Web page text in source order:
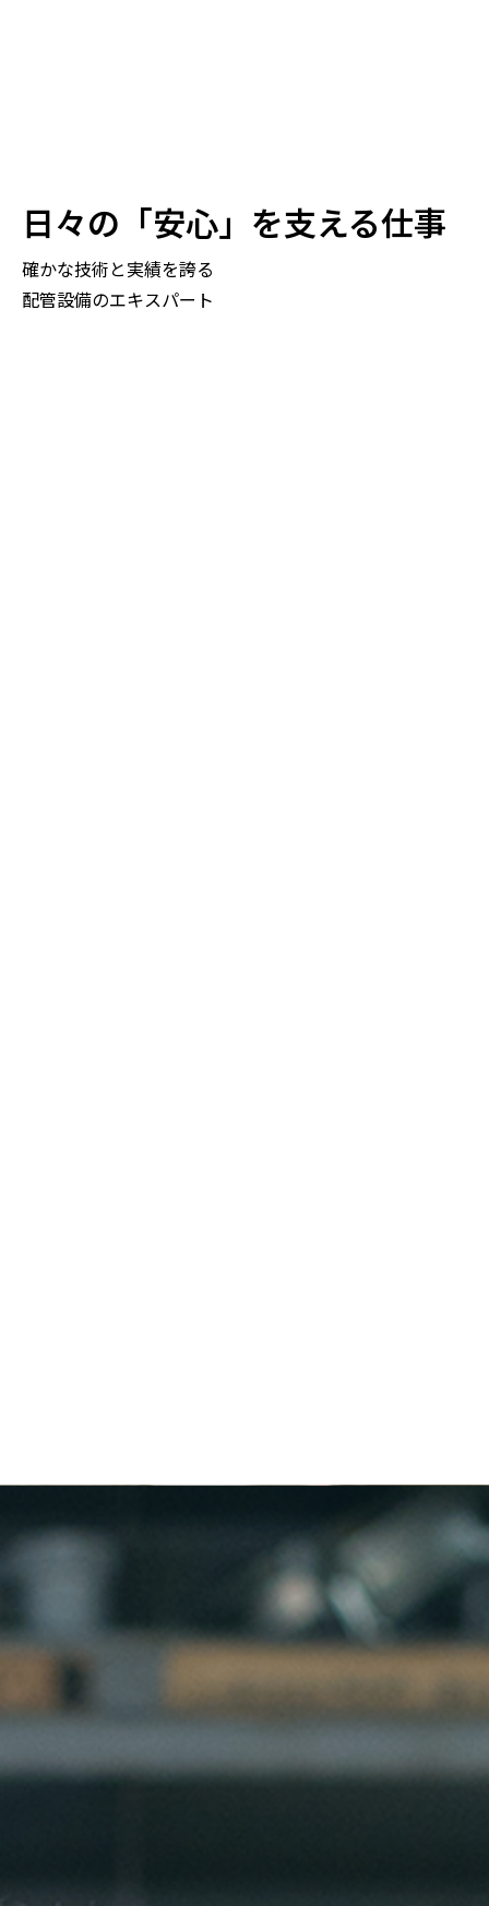
日々の「安心」を支える仕事
確かな技術と実績を誇る
配管設備のエキスパート